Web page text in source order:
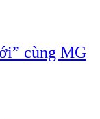
cùng MG